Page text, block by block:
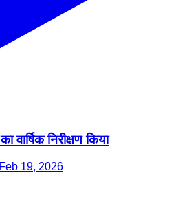
निरीक्षण किया
19, 2026